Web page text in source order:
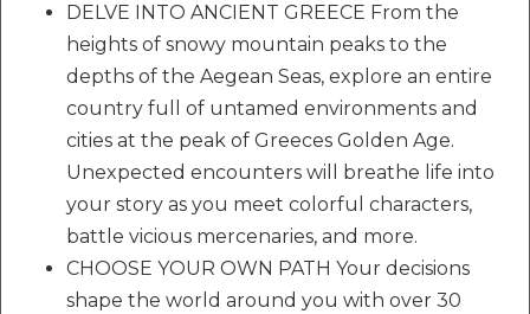
DELVE INTO ANCIENT GREECE From the
heights of snowy mountain peaks to the
depths of the Aegean Seas, explore an entire
country full of untamed environments and
cities at the peak of Greeces Golden Age.
Unexpected encounters will breathe life into
your story as you meet colorful characters,
battle vicious mercenaries, and more.
CHOOSE YOUR OWN PATH Your decisions
shape the world around you with over 30